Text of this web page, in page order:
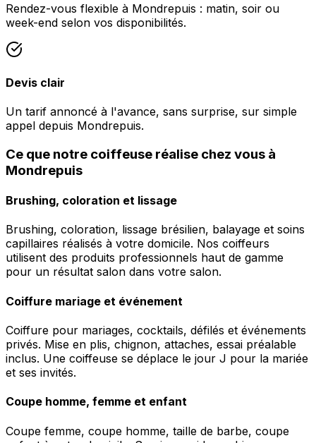
Rendez-vous flexible à Mondrepuis : matin, soir ou
week-end selon vos disponibilités.
Devis clair
Un tarif annoncé à l'avance, sans surprise, sur simple
appel depuis Mondrepuis.
Ce que notre coiffeuse réalise chez vous à
Mondrepuis
Brushing, coloration et lissage
Brushing, coloration, lissage brésilien, balayage et soins
capillaires réalisés à votre domicile. Nos coiffeurs
utilisent des produits professionnels haut de gamme
pour un résultat salon dans votre salon.
Coiffure mariage et événement
Coiffure pour mariages, cocktails, défilés et événements
privés. Mise en plis, chignon, attaches, essai préalable
inclus. Une coiffeuse se déplace le jour J pour la mariée
et ses invités.
Coupe homme, femme et enfant
Coupe femme, coupe homme, taille de barbe, coupe